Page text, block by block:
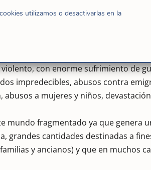
con enorme sufrimiento de
impredecibles, abusos contra
a mujeres y niños,
mundo fragmentado ya que genera
grandes cantidades destinadas a
y ancianos) y que en muchos
utilizamos o desactivarlas en la